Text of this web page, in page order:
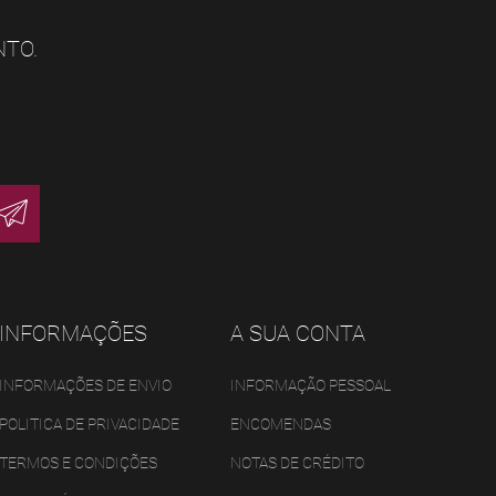
INFORMAÇÕES
INFORMAÇÕES DE ENVIO
POLITICA DE PRIVACIDADE
TERMOS E CONDIÇÕES
A SUA CONTA
INFORMAÇÃO PESSOAL
ENCOMENDAS
NOTAS DE CRÉDITO